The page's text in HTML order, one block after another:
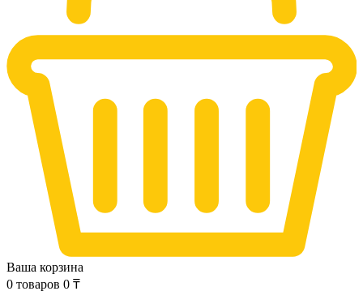
Ваша корзина
0 товаров 0 ₸